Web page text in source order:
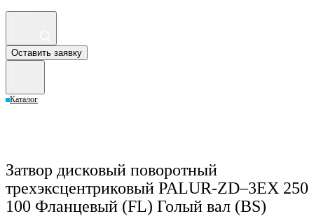
Оставить заявку
Каталог
Затвор дисковый поворотный
трехэксцентриковый PALUR-ZD–3EX 250
100 Фланцевый (FL) Голый вал (BS)